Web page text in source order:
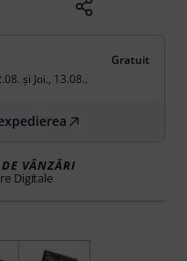
Gratuit
și Joi., 13.08..
VÂNZĂRI
Digitale